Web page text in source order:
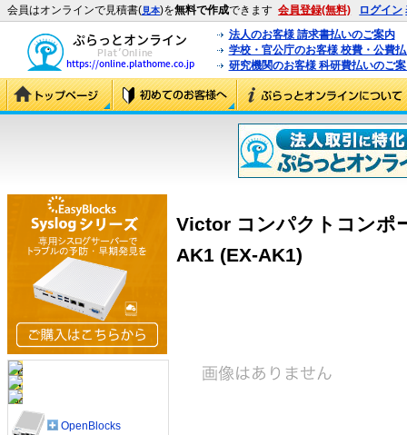
会員はオンラインで見積書(見本)を無料で作成できます 会員登録(無料) ログイン
法人のお客様 請求書払いのご案内
学校・官公庁のお客様 校費・公費
研究機関のお客様 科研費払いのご
Victor コンパクトコンポ
AK1 (EX-AK1)
OpenBlocks